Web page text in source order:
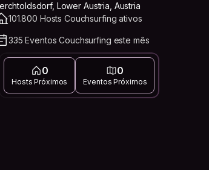
Lower Austria, Austria
101.800 Hosts Couchsurfing ativos
335 Eventos Couchsurfing este mês
0
Hosts Próximos
0
Eventos Próximos